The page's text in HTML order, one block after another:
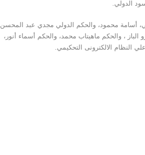
أسامة محمود، والحكم الدولي مجدي عبد المحسن
، والحكم ماهيتاب محمد، والحكم أسماء أنور،
النظام الالكترونى التحكيمي.